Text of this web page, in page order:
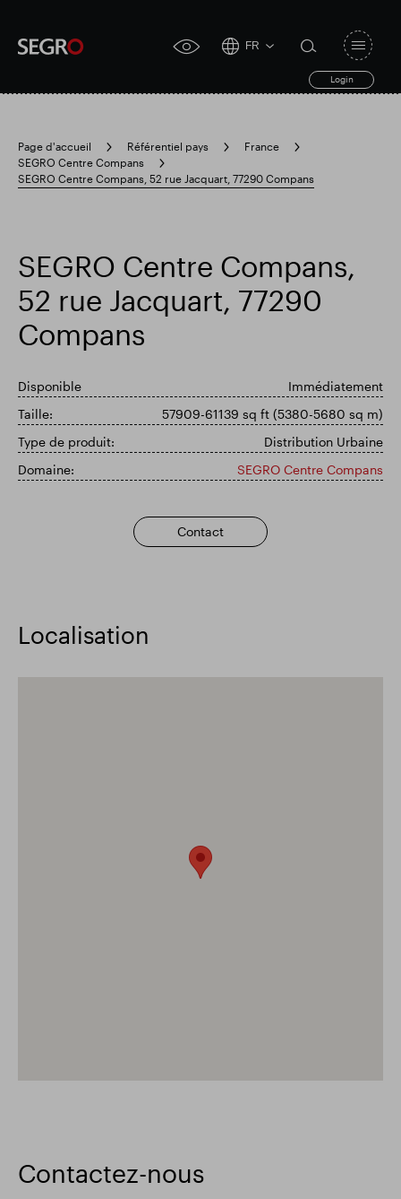
accessibility
FR
Login
search
form
Search
for
Dégager
toggle
Page d'accueil Référentiel pays
France
SEGRO Centre Compans
SEGRO Centre Compans, 52 rue Jacquart, 77290 Compans
SEGRO Centre Compans,
52 rue Jacquart, 77290
Compans
Disponible
Immédiatement
Taille:
57909-61139 sq ft (5380-5680 sq m)
Type de produit:
Distribution Urbaine
Domaine:
SEGRO Centre Compans
Contact
Localisation
Contactez-nous